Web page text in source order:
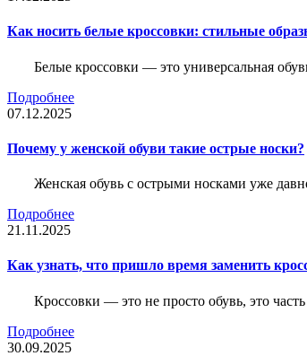
Как носить белые кроссовки: стильные
Белые кроссовки — это универсальная
Подробнее
07.12.2025
Почему у женской обуви такие острые носки?
Женская обувь с острыми носками уже
Подробнее
21.11.2025
Как узнать, что пришло время заменить
Кроссовки — это не просто обувь, это
Подробнее
30.09.2025